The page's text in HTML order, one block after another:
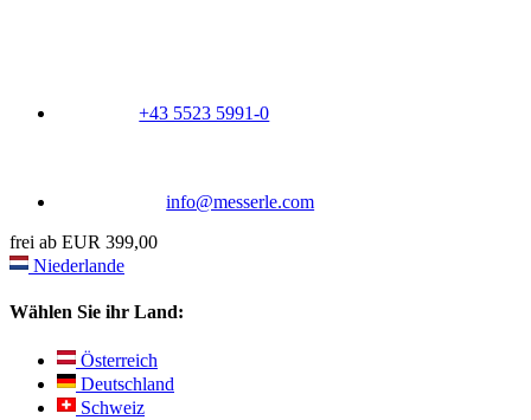
+43 5523 5991-0
info@messerle.com
frei ab EUR 399,00
Niederlande
Wählen Sie ihr Land:
Österreich
Deutschland
Schweiz